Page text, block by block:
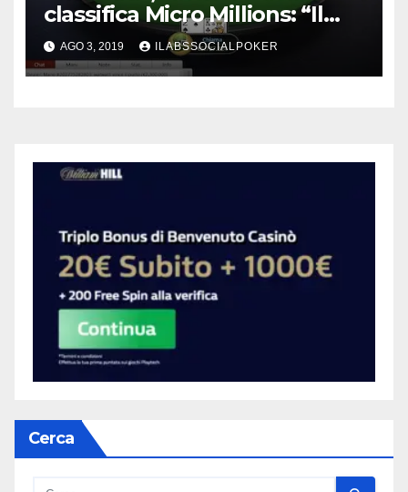
classifica Micro Millions: “Il
primo ingrediente è stato la
passione. Poi studio e… un po’
di fortuna”
AGO 3, 2019 ILABSSOCIALPOKER
Cerca